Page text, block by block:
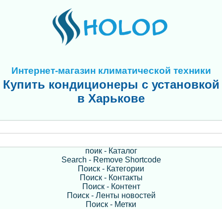
Интернет-магазин климатической техники
Купить кондиционеры с установкой
в Харькове
поик - Каталог
Search - Remove Shortcode
Поиск - Категории
Поиск - Контакты
Поиск - Контент
Поиск - Ленты новостей
Поиск - Метки